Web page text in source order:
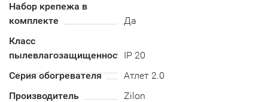
Набор крепежа в
комплекте
Да
Класс
пылевлагозащищенностиIP 20
Серия обогревателя
Атлет 2.0
Производитель
Zilon